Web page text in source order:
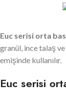
Euc serisi orta
granül, ince talaş
emişinde kullanılır.
Euc serisi